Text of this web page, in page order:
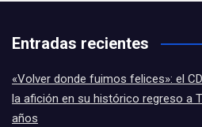
Entradas recientes
«Volver donde fuimos felices»: el
la afición en su histórico regreso a
años